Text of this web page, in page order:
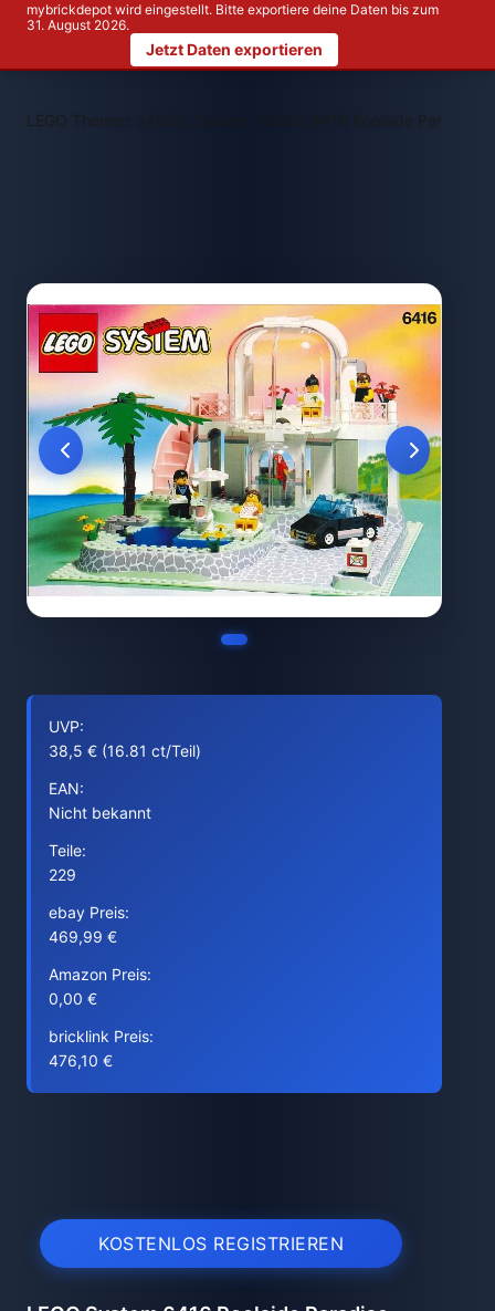
mybrickdepot wird eingestellt. Bitte exportiere deine Daten bis zum
31. August 2026.
Jetzt Daten exportieren
LEGO Themen > LEGO 6416 Poolside Paradise
UVP:
38,5 € (16.81 ct/Teil)
EAN:
Nicht bekannt
Teile:
229
ebay Preis:
469,99 €
Amazon Preis:
0,00 €
bricklink Preis:
476,10 €
KOSTENLOS REGISTRIEREN